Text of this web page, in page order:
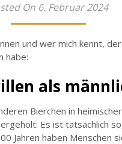
On 6. Februar 2024
und wer mich kennt,
habe:
als
Bierchen in
Es ist tatsächlich
Jahren haben Menschen